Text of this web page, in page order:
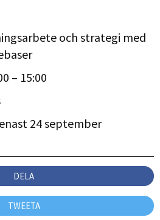
och strategi med
– 15:00
24 september
DELA
TWEETA